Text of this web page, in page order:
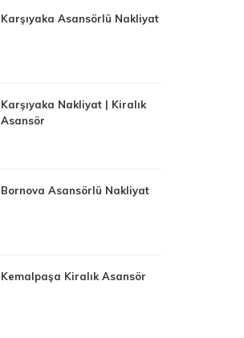
Karşıyaka Asansörlü Nakliyat
Karşıyaka Nakliyat | Kiralık
Asansör
Bornova Asansörlü Nakliyat
Kemalpaşa Kiralık Asansör